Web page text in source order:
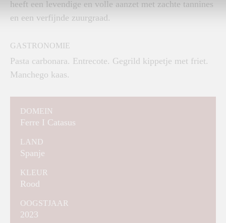
heeft een levendige en volle aanzet met zachte tannines
en een verfijnde zuurgraad.
GASTRONOMIE
Pasta carbonara. Entrecote. Gegrild kippetje met friet.
Manchego kaas.
DOMEIN
Ferre I Catasus
LAND
Spanje
KLEUR
Rood
OOGSTJAAR
2023